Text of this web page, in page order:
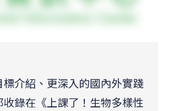
介紹、更深入的國內外實踐
錄在《上課了！生物多樣性